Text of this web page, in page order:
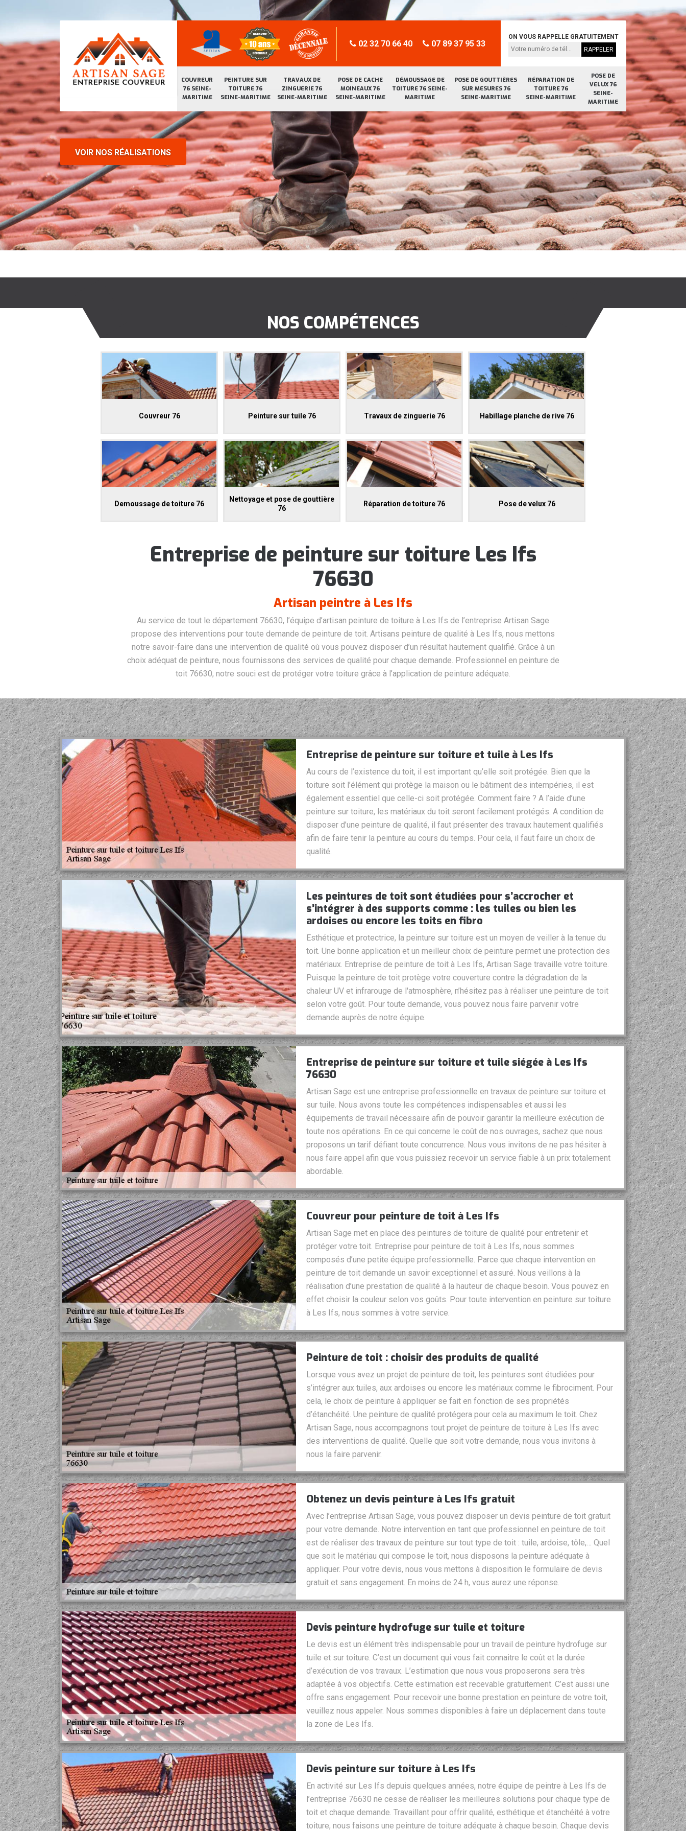
COUVREUR
76 SEINE-
MARITIME
PEINTURE SUR
TOITURE 76
SEINE-MARITIME
TRAVAUX DE
ZINGUERIE 76
SEINE-MARITIME
POSE DE CACHE
MOINEAUX 76
SEINE-MARITIME
DÉMOUSSAGE DE
TOITURE 76 SEINE-
MARITIME
POSE DE GOUTTIÈRES
SUR MESURES 76
SEINE-MARITIME
RÉPARATION DE
TOITURE 76
SEINE-MARITIME
POSE DE
VELUX 76
SEINE-
MARITIME
02 32 70 66 40 07 89 37 95 33
ON VOUS RAPPELLE GRATUITEMENT
VOIR NOS RÉALISATIONS
NOS COMPÉTENCES
Couvreur 76 Peinture sur tuile 76 Travaux de zinguerie 76 Habillage planche de rive 76
Demoussage de toiture 76
Nettoyage et pose de gouttière
76
Réparation de toiture 76 Pose de velux 76
Entreprise de peinture sur toiture Les Ifs
76630
Artisan peintre à Les Ifs
Au service de tout le département 76630, l’équipe d’artisan peinture de toiture à Les Ifs de l’entreprise Artisan Sage
propose des interventions pour toute demande de peinture de toit. Artisans peinture de qualité à Les Ifs, nous mettons
notre savoir-faire dans une intervention de qualité où vous pouvez disposer d’un résultat hautement qualifié. Grâce à un
choix adéquat de peinture, nous fournissons des services de qualité pour chaque demande. Professionnel en peinture de
toit 76630, notre souci est de protéger votre toiture grâce à l’application de peinture adéquate.
Entreprise de peinture sur toiture et tuile à Les Ifs
Au cours de l’existence du toit, il est important qu’elle soit protégée. Bien que la
toiture soit l’élément qui protège la maison ou le bâtiment des intempéries, il est
également essentiel que celle-ci soit protégée. Comment faire ? A l’aide d’une
peinture sur toiture, les matériaux du toit seront facilement protégés. A condition de
disposer d’une peinture de qualité, il faut présenter des travaux hautement qualifiés
afin de faire tenir la peinture au cours du temps. Pour cela, il faut faire un choix de
qualité.
Les peintures de toit sont étudiées pour s’accrocher et
s’intégrer à des supports comme : les tuiles ou bien les
ardoises ou encore les toits en fibro
Esthétique et protectrice, la peinture sur toiture est un moyen de veiller à la tenue du
toit. Une bonne application et un meilleur choix de peinture permet une protection des
matériaux. Entreprise de peinture de toit à Les Ifs, Artisan Sage travaille votre toiture.
Puisque la peinture de toit protège votre couverture contre la dégradation de la
chaleur UV et infrarouge de l'atmosphère, n’hésitez pas à réaliser une peinture de toit
selon votre goût. Pour toute demande, vous pouvez nous faire parvenir votre
demande auprès de notre équipe.
Entreprise de peinture sur toiture et tuile siégée à Les Ifs
76630
Artisan Sage est une entreprise professionnelle en travaux de peinture sur toiture et
sur tuile. Nous avons toute les compétences indispensables et aussi les
équipements de travail nécessaire afin de pouvoir garantir la meilleure exécution de
toute nos opérations. En ce qui concerne le coût de nos ouvrages, sachez que nous
proposons un tarif défiant toute concurrence. Nous vous invitons de ne pas hésiter à
nous faire appel afin que vous puissiez recevoir un service fiable à un prix totalement
abordable.
Couvreur pour peinture de toit à Les Ifs
Artisan Sage met en place des peintures de toiture de qualité pour entretenir et
protéger votre toit. Entreprise pour peinture de toit à Les Ifs, nous sommes
composés d’une petite équipe professionnelle. Parce que chaque intervention en
peinture de toit demande un savoir exceptionnel et assuré. Nous veillons à la
réalisation d’une prestation de qualité à la hauteur de chaque besoin. Vous pouvez en
effet choisir la couleur selon vos goûts. Pour toute intervention en peinture sur toiture
à Les Ifs, nous sommes à votre service.
Peinture de toit : choisir des produits de qualité
Lorsque vous avez un projet de peinture de toit, les peintures sont étudiées pour
s’intégrer aux tuiles, aux ardoises ou encore les matériaux comme le fibrociment. Pour
cela, le choix de peinture à appliquer se fait en fonction de ses propriétés
d’étanchéité. Une peinture de qualité protégera pour cela au maximum le toit. Chez
Artisan Sage, nous accompagnons tout projet de peinture de toiture à Les Ifs avec
des interventions de qualité. Quelle que soit votre demande, nous vous invitons à
nous la faire parvenir.
Obtenez un devis peinture à Les Ifs gratuit
Avec l’entreprise Artisan Sage, vous pouvez disposer un devis peinture de toit gratuit
pour votre demande. Notre intervention en tant que professionnel en peinture de toit
est de réaliser des travaux de peinture sur tout type de toit : tuile, ardoise, tôle,… Quel
que soit le matériau qui compose le toit, nous disposons la peinture adéquate à
appliquer. Pour votre devis, nous vous mettons à disposition le formulaire de devis
gratuit et sans engagement. En moins de 24 h, vous aurez une réponse.
Devis peinture hydrofuge sur tuile et toiture
Le devis est un élément très indispensable pour un travail de peinture hydrofuge sur
tuile et sur toiture. C’est un document qui vous fait connaitre le coût et la durée
d’exécution de vos travaux. L’estimation que nous vous proposerons sera très
adaptée à vos objectifs. Cette estimation est recevable gratuitement. C’est aussi une
offre sans engagement. Pour recevoir une bonne prestation en peinture de votre toit,
veuillez nous appeler. Nous sommes disponibles à faire un déplacement dans toute
la zone de Les Ifs.
Devis peinture sur toiture à Les Ifs
En activité sur Les Ifs depuis quelques années, notre équipe de peintre à Les Ifs de
l’entreprise 76630 ne cesse de réaliser les meilleures solutions pour chaque type de
toit et chaque demande. Travaillant pour offrir qualité, esthétique et étanchéité à votre
toiture, nous faisons une peinture de toiture adéquate à chaque besoin. Chaque devis